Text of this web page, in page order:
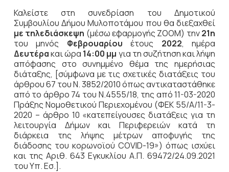
Καλείστε στη συνεδρίαση του Δημοτικού
Συμβουλίου Δήμου Μυλοποτάμου που θα διεξαχθεί
με τηλεδιάσκεψη (μέσω εφαρμογής ΖΟOΜ) την21η
του μηνός Φεβρουαρίου έτους 2022, ημέρα
Δευτέρακαι ώρα 14:00 μμ για τη συζήτησηκαι λήψη
απόφασης στο συνημμένο θέμα της ημερήσιας
διάταξης, [σύμφωνα με τις σχετικές διατάξεις του
άρθρου 67 του Ν. 3852/2010 όπως αντικαταστάθηκε
από το άρθρο 74 του Ν.4555/18, της από 11-03-2020
Πράξης Νομοθετικού Περιεχομένου (ΦΕΚ 55/Α/11-3-
2020 – άρθρο 10 «κατεπείγουσες διατάξεις για τη
λειτουργία Δήμων και Περιφερειών κατά τη
διάρκεια της λήψης μέτρων αποφυγής της
διάδοσης του κορωνοϊού COVID-19») όπως ισχύει
και της Αριθ. 643 Εγκυκλίου Α.Π. 69472/24.09.2021
του Υπ. Εσ.].